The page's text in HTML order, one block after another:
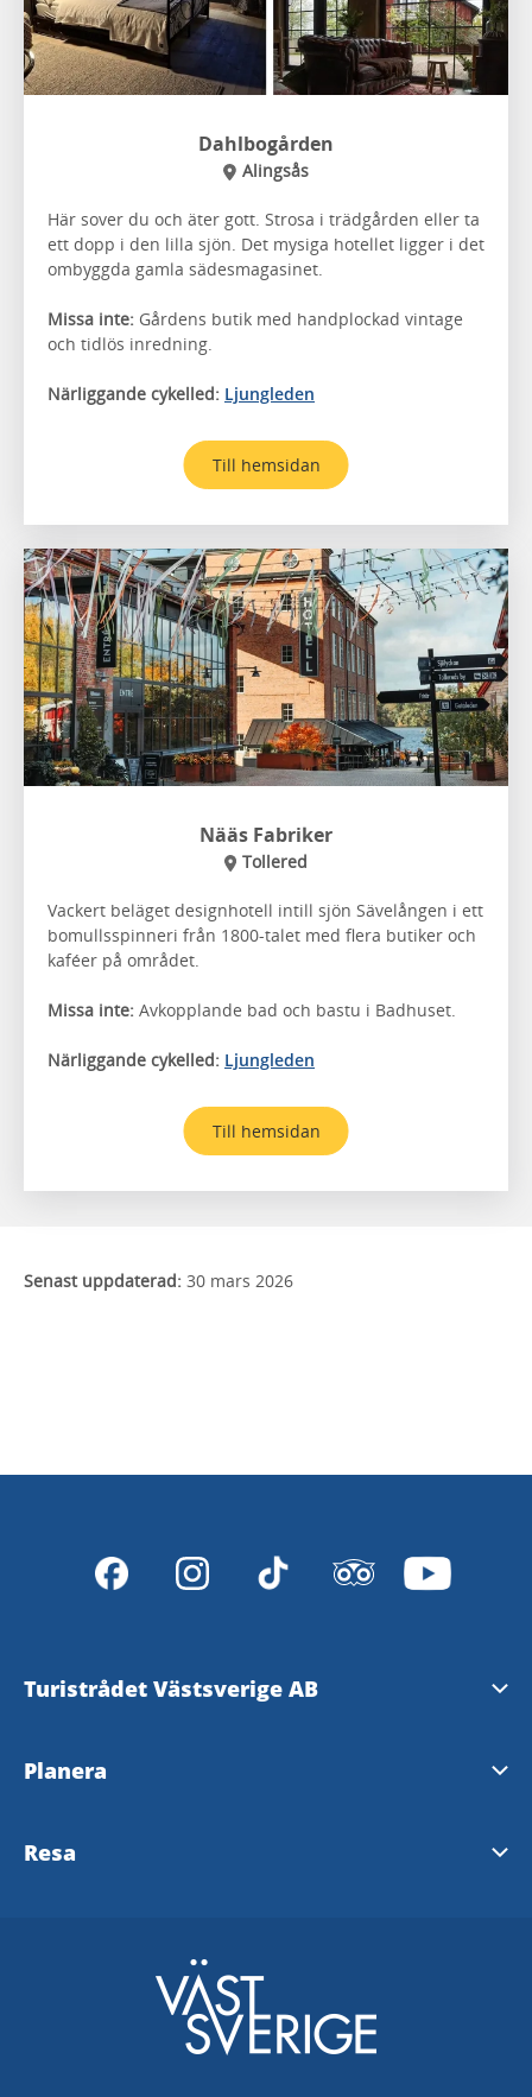
Dahlbogården
Alingsås
Här sover du och äter gott. Strosa i trädgården eller ta
ett dopp i den lilla sjön. Det mysiga hotellet ligger i det
ombyggda gamla sädesmagasinet.
Missa inte: Gårdens butik med handplockad vintage
och tidlös inredning.
Närliggande cykelled: Ljungleden
Till hemsidan
Nääs Fabriker
Tollered
Vackert beläget designhotell intill sjön Sävelången i ett
bomullsspinneri från 1800-talet med flera butiker och
kaféer på området.
Missa inte: Avkopplande bad och bastu i Badhuset.
Närliggande cykelled: Ljungleden
Till hemsidan
Senast uppdaterad: 30 mars 2026
Turistrådet Västsverige AB
Tipsa om evenemang
Turistrådet Västsverige AB
Planera
Nyhetsbrev från Västsverige
Tillgänglighetsguide - TD
Resa